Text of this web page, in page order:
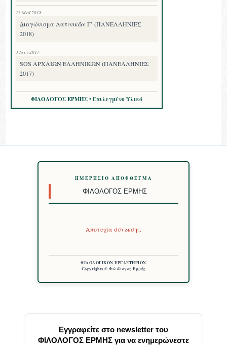
13 Μαΐ 2018
Διαγώνισμα Λατινικῶν Γ’ (ΠΑΝΕΛΛΗΝΙΕΣ
2018)
3 Ιουν 2017
SOS ΑΡΧΑΙΩΝ ΕΛΛΗΝΙΚΩΝ (ΠΑΝΕΛΛΗΝΙΕΣ
2017)
ΦΙΛΟΛΟΓΟΣ ΕΡΜΗΣ • Επιλεγμένο Υλικό
ΗΜΕΡΉΣΙΟ ΑΠΌΦΘΕΓΜΑ
ΦΙΛΌΛΟΓΟΣ ΕΡΜΉΣ
Αποτυχία σύνδεσης.
ΦΙΛΟΛΟΓΙΚΟΝ ΕΡΓΑΣΤΗΡΙΟΝ
Copyrights © Φιλόλογος Ερμής
Εγγραφείτε στο newsletter του
ΦΙΛΟΛΟΓΟΣ ΕΡΜΗΣ για να ενημερώνεστε